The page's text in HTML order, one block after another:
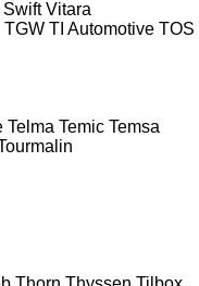
Swift Vitara
TGW TI Automotive TOS
Telma Temic Temsa